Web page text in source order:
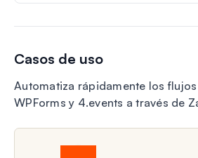
Casos de uso
Automatiza rápidamente los
WPForms y 4.events a través de